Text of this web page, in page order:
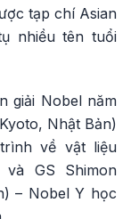
tạp chí Asian
nhiều tên tuổi
giải Nobel năm
Nhật Bản)
về vật liệu
GS Shimon
– Nobel Y học